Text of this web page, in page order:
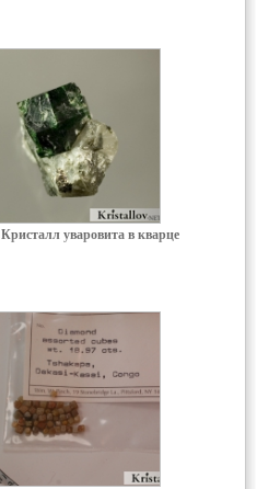
Кристалл уваровита в кварце